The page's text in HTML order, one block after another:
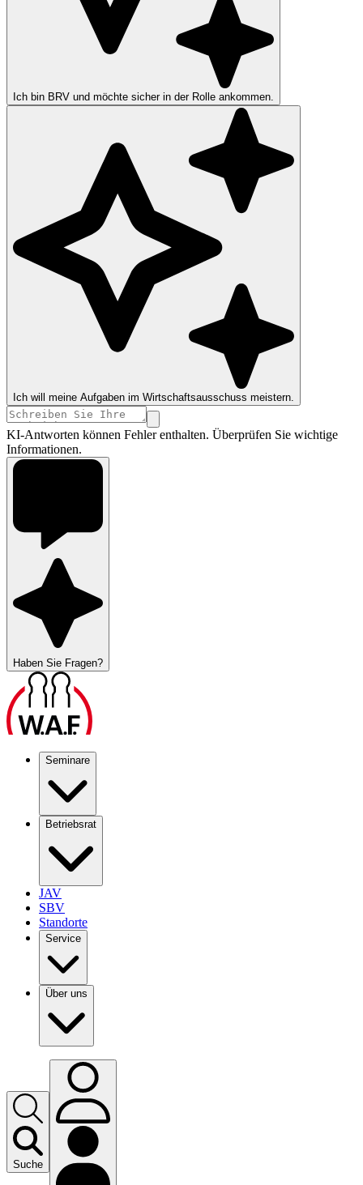
Ich bin BRV und möchte sicher in der Rolle ankommen.
Ich will meine Aufgaben im Wirtschaftsausschuss meistern.
KI-Antworten können Fehler enthalten. Überprüfen Sie wichtige
Informationen.
Haben Sie Fragen?
Seminare
Betriebsrat
JAV
SBV
Standorte
Service
Über uns
Suche